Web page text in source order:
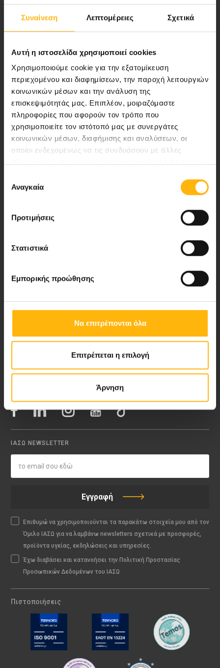
Συναίνεση Λεπτομέρειες Σχετικά
Αυτή η ιστοσελίδα χρησιμοποιεί cookies
Χρησιμοποιούμε cookie για την εξατομίκευση
περιεχομένου και διαφημίσεων, την παροχή λειτουργιών
κοινωνικών μέσων και την ανάλυση της
επισκεψιμότητάς μας. Επιπλέον, μοιραζόμαστε
πληροφορίες που αφορούν τον τρόπο που
χρησιμοποιείτε τον ιστότοπό μας με συνεργάτες
κοινωνικών μέσων, διαφήμισης και αναλύσεων, οι
οποίοι ενδεχομένως να τις συνδυάσουν με άλλες
των υπηρεσιών τους.
συγκατάθεσης
Αναγκαία
Προτιμήσεις
Στατιστικά
Εμπορικής προώθησης
Να επιτρέπονται όλα
Επιτρέπεται η επιλογή
Άρνηση
Αποστολή μας να παρέχουμε υψηλής
ποιότητας ολοκληρωμένες υπηρεσίες
Περιοχή Ιατρών
Εκδηλώσεις
Λεωφ. Κηφισίας 37-39,
Επικοινωνία
Blog
Video Gallery
My Life Magazine
Medical Directory
ΙΑΣΩ NEWSLETTER
Εγγραφή
Επιθυμώ να χρησιμοποιούνται τα παρακάτω στοιχεία μου από τον
Όμιλο ΙΑΣΩ για να λαμβάνω newsletters σχετικά με προσφορές,
προϊόντα υγείας, εκδηλώσεις και υπηρεσίες.
Έχω διαβάσει και κατανοήσει την Πολιτική Προστασίας
Προσωπικών Δεδομένων του ΙΑΣΩ
Πιστοποιήσεις